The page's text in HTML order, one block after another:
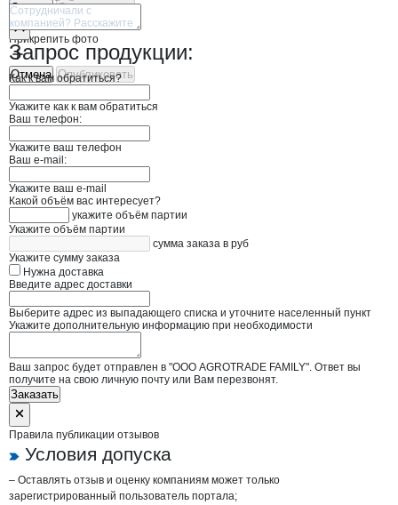
Прикрепить фото
Отмена Опубликовать
Отмена Опубликовать
Запрос продукции:
Как к вам обратиться?
Укажите как к вам обратиться
Ваш телефон:
Укажите ваш телефон
Ваш e-mail:
Укажите ваш e-mail
Какой объём вас интересует?
укажите объём партии
Укажите объём партии
сумма заказа в руб
Укажите сумму заказа
Нужна доставка
Введите адрес доставки
Выберите адрес из выпадающего списка и уточните населенный пункт
Укажите дополнительную информацию при необходимости
Ваш запрос будет отправлен в "ООО AGROTRADE FAMILY". Ответ вы
получите на свою личную почту или Вам перезвонят.
Заказать
Правила публикации отзывов
Условия допуска
– Оставлять отзыв и оценку компаниям может только
зарегистрированный пользователь портала;